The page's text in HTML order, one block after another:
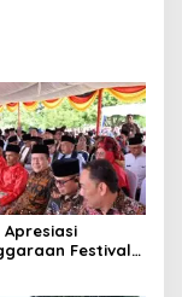
Festival